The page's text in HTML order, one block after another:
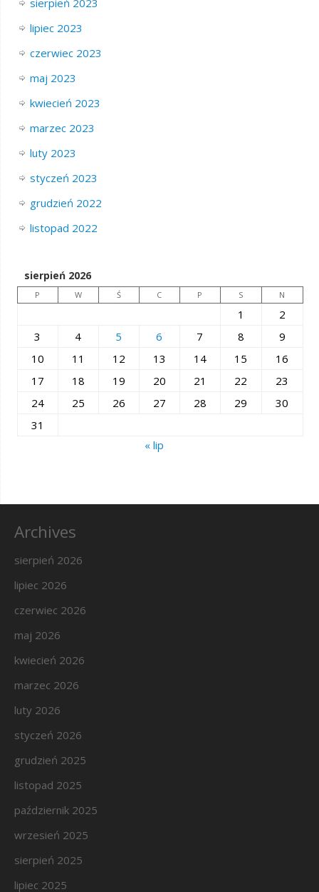
sierpień 2023
lipiec 2023
czerwiec 2023
maj 2023
kwiecień 2023
marzec 2023
luty 2023
styczeń 2023
grudzień 2022
listopad 2022
sierpień 2026
P W Ś C P S N
1
2
3
4 5 6 7 8
9
10
11 12 13 14 15
16
17
18 19 20 21 22
23
24
25 26 27 28 29
30
31
« lip
Archives
sierpień 2026
lipiec 2026
czerwiec 2026
maj 2026
kwiecień 2026
marzec 2026
luty 2026
styczeń 2026
grudzień 2025
listopad 2025
październik 2025
wrzesień 2025
sierpień 2025
lipiec 2025